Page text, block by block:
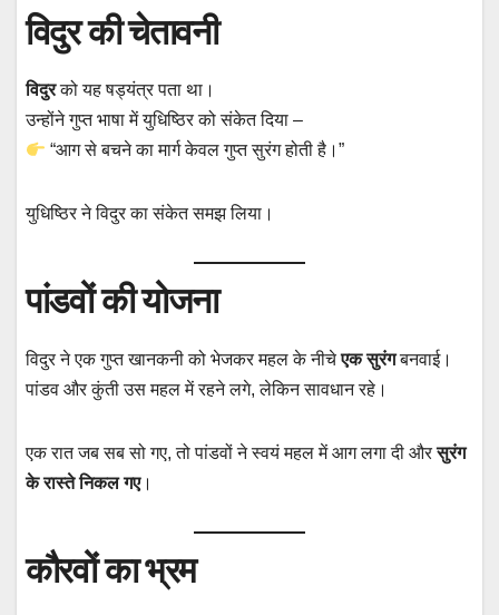
विदुर की चेतावनी
विदुरको यह षड्यंत्र पता था।
उन्होंने गुप्त भाषा में युधिष्ठिर को संकेत दिया –
“आग से बचने का मार्ग केवल गुप्त सुरंग होती है।”
युधिष्ठिर ने विदुर का संकेत समझ लिया।
पांडवों की योजना
विदुर ने एक गुप्त खानकनी को भेजकर महल के नीचेएक सुरंगबनवाई।
पांडव और कुंती उस महल में रहने लगे, लेकिन सावधान रहे।
एक रात जब सब सो गए, तो पांडवों ने स्वयं महल में आग लगा दी औरसुरंग
के रास्ते निकल गए।
कौरवों का भ्रम